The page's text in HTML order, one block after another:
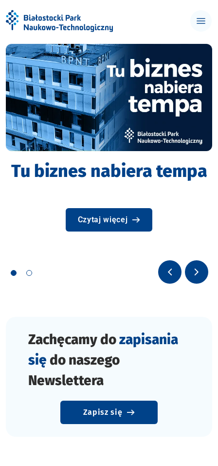
Białostocki Park Naukowo-
Tu biznes nabiera tempa
Czytaj więcej
Poprzedni
Zachęcamy dozapisania
się do naszego
Newslettera
Zapisz się